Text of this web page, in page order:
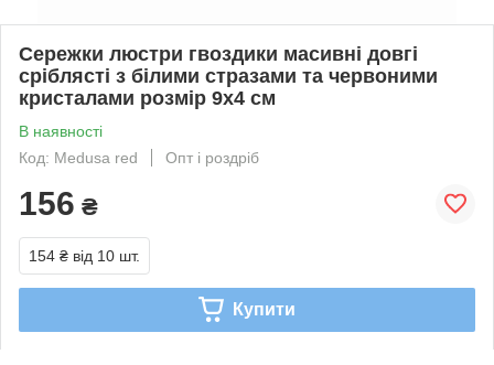
Сережки люстри гвоздики масивні довгі
сріблясті з білими стразами та червоними
кристалами розмір 9х4 см
В наявності
Код: Medusa red
Опт і роздріб
156 ₴
154 ₴ від 10 шт.
Купити